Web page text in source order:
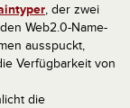
, der zwei
Web2.0-Name-
ausspuckt,
Verfügbarkeit von
die